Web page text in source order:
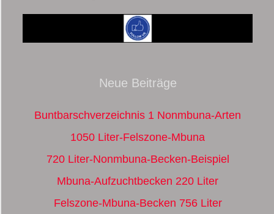
Neue Beiträge
Buntbarschverzeichnis 1 Nonmbuna-Arten
1050 Liter-Felszone-Mbuna
720 Liter-Nonmbuna-Becken-Beispiel
Mbuna-Aufzuchtbecken 220 Liter
Felszone-Mbuna-Becken 756 Liter